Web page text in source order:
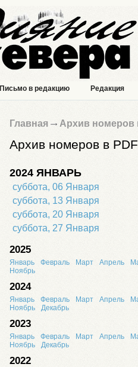
Письмо в редакцию Редакция
Главная Архив номеров
Архив номеров в PDF
2024 ЯНВАРЬ
суббота, 06 Января
суббота, 13 Января
суббота, 20 Января
суббота, 27 Января
2025
Январь Февраль Март Апрель
Ноябрь
2024
Январь Февраль Март Апрель
Ноябрь
Декабрь
2023
Январь Февраль Март Апрель
Ноябрь
Декабрь
2022